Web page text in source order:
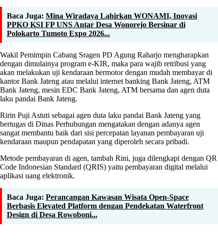
Baca Juga: Mina Wiradaya Lahirkan WONAMI, Inovasi
PPKO KSI FP UNS Antar Desa Wonorejo Bersinar di
Polokarto Tumoto Expo 2026...
Wakil Pemimpin Cabang Sragen PD Agung Raharjo mengharapkan
dengan dimulainya program e-KIR, maka para wajib retribusi yang
akan melakukan uji kendaraan bermotor dengan mudah membayar di
kantor Bank Jateng atau melalui internet banking Bank Jateng, ATM
Bank Jateng, mesin EDC Bank Jateng, ATM bersama dan agen duta
laku pandai Bank Jateng.
Ririn Puji Astuti sebagai agen duta laku pandai Bank Jateng yang
bertugas di Dinas Perhubungan mengatakan dengan adanya agen
sangat membantu baik dari sisi percepatan layanan pembayaran uji
kendaraan maupun pendapatan yang diperoleh secara pribadi.
Metode pembayaran di agen, tambah Rini, juga dilengkapi dengan QR
Code Indonesian Standard (QRIS) yaitu pembayaran digital melalui
aplikasi uang elektronik.
Baca Juga: Perancangan Kawasan Wisata Open-Space
Berbasis Elevated Platform dengan Pendekatan Waterfront
Design di Desa Rowoboni...